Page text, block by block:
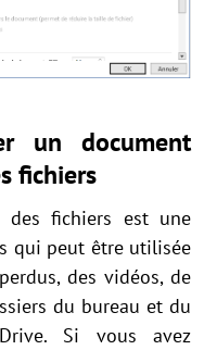
un document
fichiers
des fichiers est une
qui peut être utilisée
des vidéos, de
du bureau et du
Si vous avez